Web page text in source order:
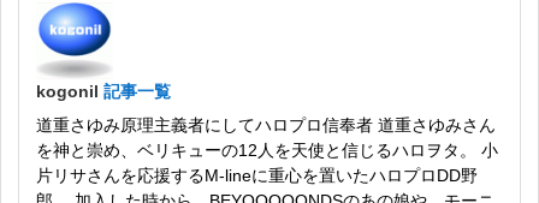
kogonil 記事一覧
道重さゆみ原理主義者にしてハロプロ信奉者 道重さゆみさん
を神と崇め、ベリキューの12人を天使と信じるハロヲタ。 小
片リサさんを応援するM-lineに重心を置いたハロプロDD野